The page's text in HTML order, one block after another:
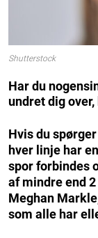
Shutterstock
Har du
undret dig
Hvis du
hver linje har
spor forbindes
af mindre end
Meghan
som alle har